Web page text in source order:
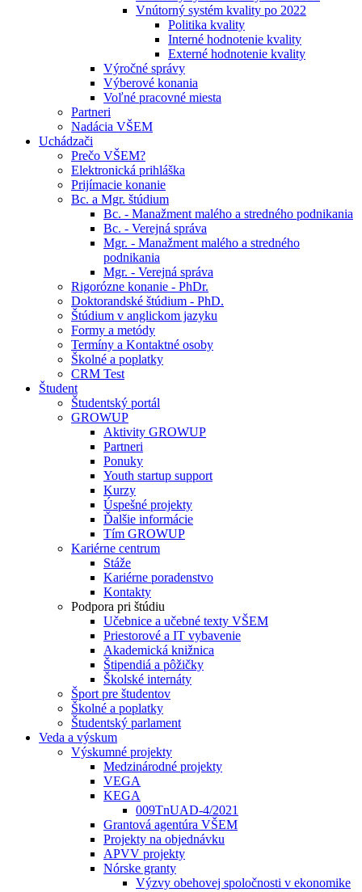
Vnútorný systém kvality po 2022
Politika kvality
Interné hodnotenie kvality
Externé hodnotenie kvality
Výročné správy
Výberové konania
Voľné pracovné miesta
Partneri
Nadácia VŠEM
Uchádzači
Prečo VŠEM?
Elektronická prihláška
Prijímacie konanie
Bc. a Mgr. štúdium
Bc. - Manažment malého a stredného podnikania
Bc. - Verejná správa
Mgr. - Manažment malého a stredného
podnikania
Mgr. - Verejná správa
Rigorózne konanie - PhDr.
Doktorandské štúdium - PhD.
Štúdium v anglickom jazyku
Formy a metódy
Termíny a Kontaktné osoby
Školné a poplatky
CRM Test
Študent
Študentský portál
GROWUP
Aktivity GROWUP
Partneri
Ponuky
Youth startup support
Kurzy
Úspešné projekty
Ďalšie informácie
Tím GROWUP
Kariérne centrum
Stáže
Kariérne poradenstvo
Kontakty
Podpora pri štúdiu
Učebnice a učebné texty VŠEM
Priestorové a IT vybavenie
Akademická knižnica
Štipendiá a pôžičky
Školské internáty
Šport pre študentov
Školné a poplatky
Študentský parlament
Veda a výskum
Výskumné projekty
Medzinárodné projekty
VEGA
KEGA
009TnUAD-4/2021
Grantová agentúra VŠEM
Projekty na objednávku
APVV projekty
Nórske granty
Výzvy obehovej spoločnosti v ekonomike